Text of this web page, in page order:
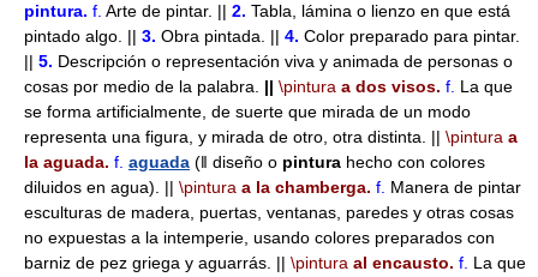
pintura. f. Arte de pintar. || 2. Tabla, lámina o lienzo en que está
pintado algo. || 3. Obra pintada. || 4. Color preparado para pintar.
|| 5. Descripción o representación viva y animada de personas o
cosas por medio de la palabra. || \pintura a dos visos. f. La que
se forma artificialmente, de suerte que mirada de un modo
representa una figura, y mirada de otro, otra distinta. || \pintura a
la aguada. f. aguada (ǁ diseño o pintura hecho con colores
diluidos en agua). || \pintura a la chamberga. f. Manera de pintar
esculturas de madera, puertas, ventanas, paredes y otras cosas
no expuestas a la intemperie, usando colores preparados con
barniz de pez griega y aguarrás. || \pintura al encausto. f. La que